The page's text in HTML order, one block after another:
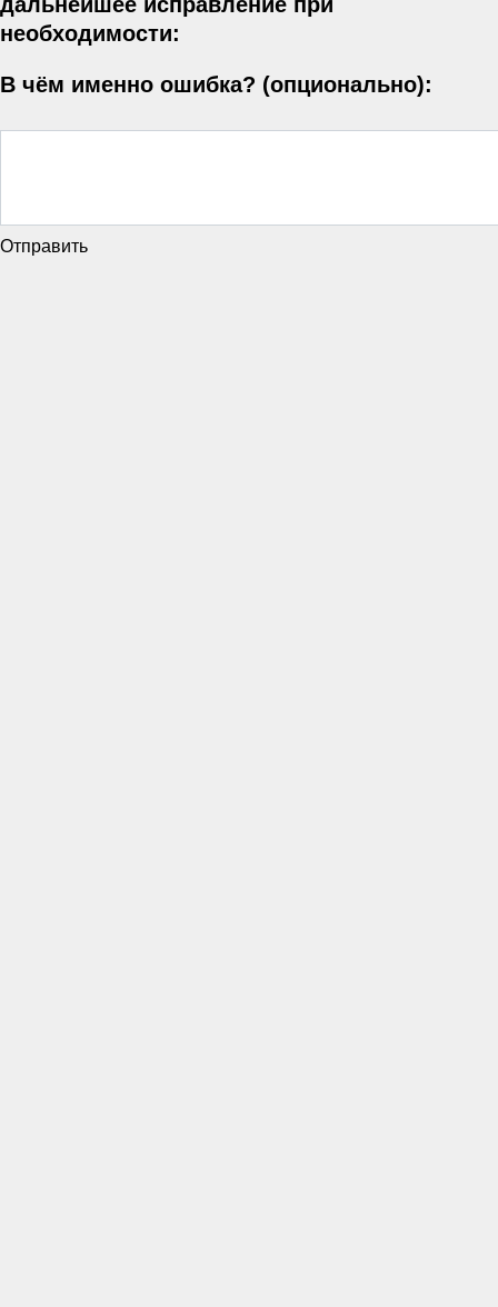
необходимости:
В чём именно ошибка? (опционально):
Отправить